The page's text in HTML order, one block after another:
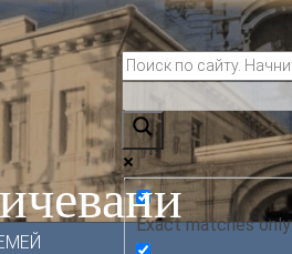
Exact matches only